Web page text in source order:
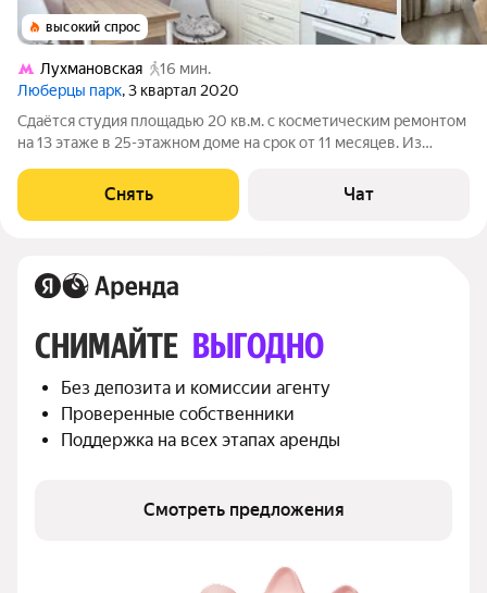
высокий спрос
Лухмановская
16 мин.
Люберцы парк, 3 квартал 2020
Сдаётся студия площадью 20 кв.м. с косметическим ремонтом
на 13 этаже в 25-этажном доме на срок от 11 месяцев. Из
Холодильник Кондиционер Микроволновка Дом - монолитный,
окна выходят на
Снять Чат
СНИМАЙТЕ ВЫГОДНО
Без депозита и комиссии агенту
Проверенные собственники
Поддержка на всех этапах аренды
Смотреть предложения